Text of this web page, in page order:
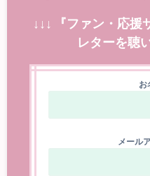
↓↓↓ 『ファン・応援
レターを聴
お
メール